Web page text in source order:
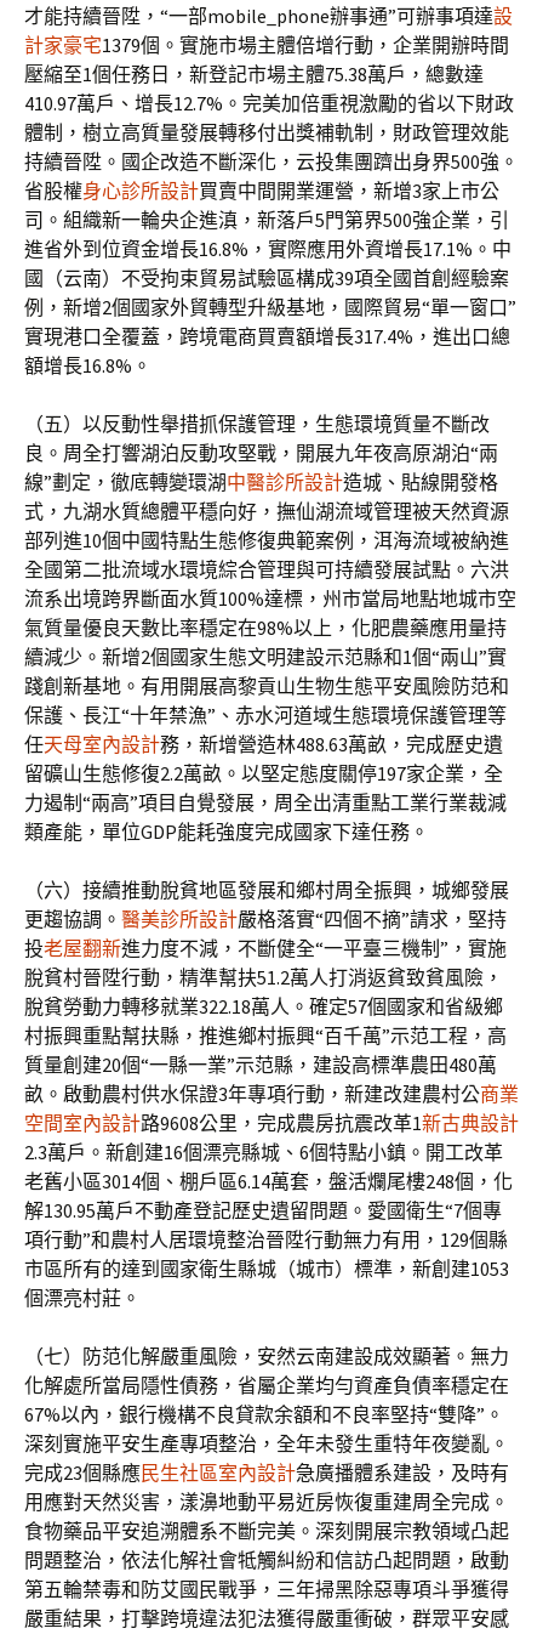
才能持續晉陞，“一部mobile_phone辦事通”可辦事項達設
計家豪宅1379個。實施市場主體倍增行動，企業開辦時間
壓縮至1個任務日，新登記市場主體75.38萬戶，總數達
410.97萬戶、增長12.7%。完美加倍重視激勵的省以下財政
體制，樹立高質量發展轉移付出獎補軌制，財政管理效能
持續晉陞。國企改造不斷深化，云投集團躋出身界500強。
省股權身心診所設計買賣中間開業運營，新增3家上市公
司。組織新一輪央企進滇，新落戶5門第界500強企業，引
進省外到位資金增長16.8%，實際應用外資增長17.1%。中
國（云南）不受拘束貿易試驗區構成39項全國首創經驗案
例，新增2個國家外貿轉型升級基地，國際貿易“單一窗口”
實現港口全覆蓋，跨境電商買賣額增長317.4%，進出口總
額增長16.8%。
（五）以反動性舉措抓保護管理，生態環境質量不斷改
良。周全打響湖泊反動攻堅戰，開展九年夜高原湖泊“兩
線”劃定，徹底轉變環湖中醫診所設計造城、貼線開發格
式，九湖水質總體平穩向好，撫仙湖流域管理被天然資源
部列進10個中國特點生態修復典範案例，洱海流域被納進
全國第二批流域水環境綜合管理與可持續發展試點。六洪
流系出境跨界斷面水質100%達標，州市當局地點地城市空
氣質量優良天數比率穩定在98%以上，化肥農藥應用量持
續減少。新增2個國家生態文明建設示范縣和1個“兩山”實
踐創新基地。有用開展高黎貢山生物生態平安風險防范和
保護、長江“十年禁漁”、赤水河道域生態環境保護管理等
任天母室內設計務，新增營造林488.63萬畝，完成歷史遺
留礦山生態修復2.2萬畝。以堅定態度關停197家企業，全
力遏制“兩高”項目自覺發展，周全出清重點工業行業裁減
類產能，單位GDP能耗強度完成國家下達任務。
（六）接續推動脫貧地區發展和鄉村周全振興，城鄉發展
更趨協調。 醫美診所設計嚴格落實“四個不摘”請求，堅持
投老屋翻新進力度不減，不斷健全“一平臺三機制”，實施
脫貧村晉陞行動，精準幫扶51.2萬人打消返貧致貧風險，
脫貧勞動力轉移就業322.18萬人。確定57個國家和省級鄉
村振興重點幫扶縣，推進鄉村振興“百千萬”示范工程，高
質量創建20個“一縣一業”示范縣，建設高標準農田480萬
畝。啟動農村供水保證3年專項行動，新建改建農村公商業
空間室內設計路9608公里，完成農房抗震改革1新古典設計
2.3萬戶。新創建16個漂亮縣城、6個特點小鎮。開工改革
老舊小區3014個、棚戶區6.14萬套，盤活爛尾樓248個，化
解130.95萬戶不動產登記歷史遺留問題。愛國衛生“7個專
項行動”和農村人居環境整治晉陞行動無力有用，129個縣
市區所有的達到國家衛生縣城（城市）標準，新創建1053
個漂亮村莊。
（七）防范化解嚴重風險，安然云南建設成效顯著。無力
化解處所當局隱性債務，省屬企業均勻資產負債率穩定在
67%以內，銀行機構不良貸款余額和不良率堅持“雙降”。
深刻實施平安生產專項整治，全年未發生重特年夜變亂。
完成23個縣應民生社區室內設計急廣播體系建設，及時有
用應對天然災害，漾濞地動平易近房恢復重建周全完成。
食物藥品平安追溯體系不斷完美。深刻開展宗教領域凸起
問題整治，依法化解社會牴觸糾紛和信訪凸起問題，啟動
第五輪禁毒和防艾國民戰爭，三年掃黑除惡專項斗爭獲得
嚴重結果，打擊跨境違法犯法獲得嚴重衝破，群眾平安感